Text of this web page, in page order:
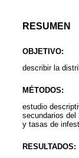
RESUMEN
OBJETIVO:
describir la
MÉTODOS:
estudio
secundarios del
y tasas de
RESULTADOS: